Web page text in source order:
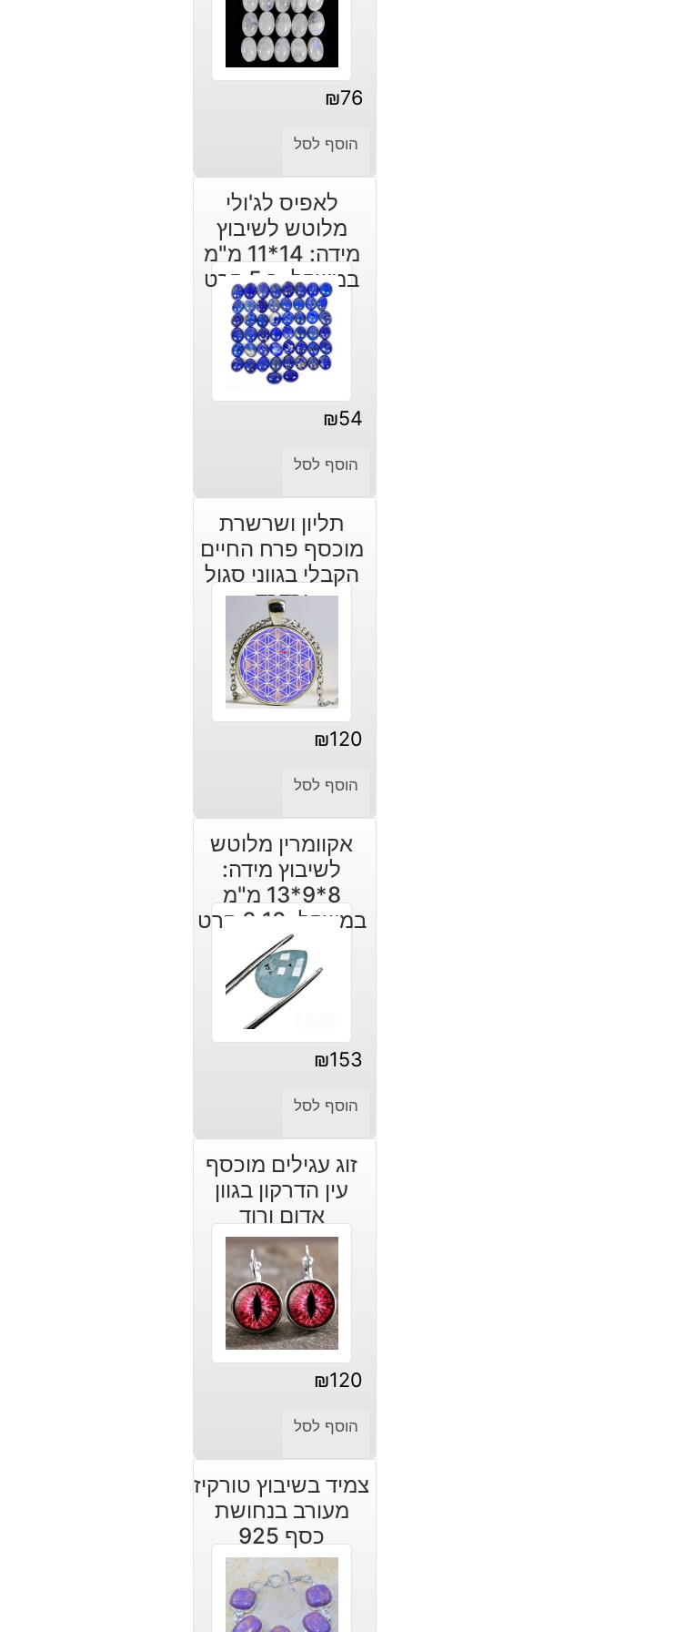
₪76
הוסף לסל
לאפיס לג'ולי
מלוטש לשיבוץ
מידה: 14*11 מ"מ
במשקל: כ 5 קרט
₪54
הוסף לסל
תליון ושרשרת
מוכסף פרח החיים
הקבלי בגווני סגול
ורדרד
₪120
הוסף לסל
אקוומרין מלוטש
לשיבוץ מידה:
8*9*13 מ"מ
במשקל: 6.10 קרט
₪153
הוסף לסל
זוג עגילים מוכסף
עין הדרקון בגוון
אדום ורוד
₪120
הוסף לסל
צמיד בשיבוץ טורקיז
מעורב בנחושת
כסף 925